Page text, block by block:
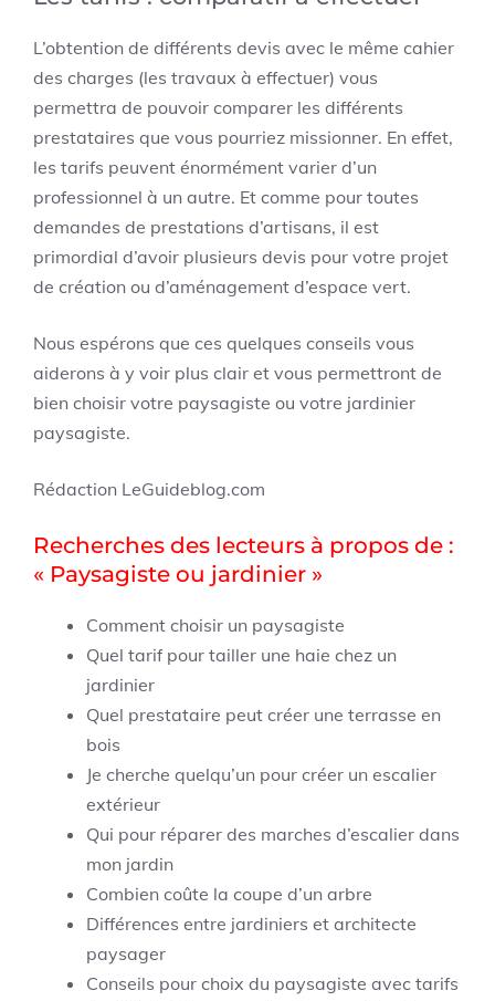
L’obtention de différents devis avec le même cahier
des charges (les travaux à effectuer) vous
permettra de pouvoir comparer les différents
prestataires que vous pourriez missionner. En effet,
les tarifs peuvent énormément varier d’un
professionnel à un autre. Et comme pour toutes
demandes de prestations d’artisans, il est
primordial d’avoir plusieurs devis pour votre projet
de création ou d’aménagement d’espace vert.
Nous espérons que ces quelques conseils vous
aiderons à y voir plus clair et vous permettront de
bien choisir votre paysagiste ou votre jardinier
paysagiste.
Rédaction LeGuideblog.com
Recherches des lecteurs à propos de :
« Paysagiste ou jardinier »
Comment choisir un paysagiste
Quel tarif pour tailler une haie chez un
jardinier
Quel prestataire peut créer une terrasse en
bois
Je cherche quelqu’un pour créer un escalier
extérieur
Qui pour réparer des marches d’escalier dans
mon jardin
Combien coûte la coupe d’un arbre
Différences entre jardiniers et architecte
paysager
Conseils pour choix du paysagiste avec tarifs